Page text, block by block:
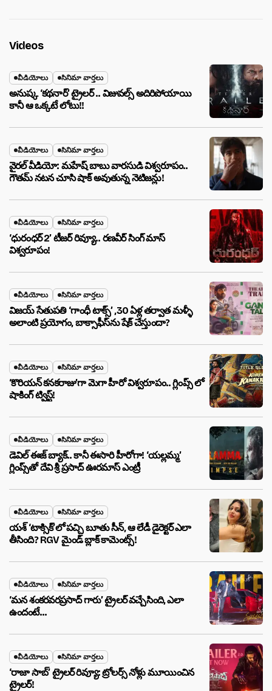
Videos
వీడియోలు సినిమా వార్తలు
అనుష్క ‘కథనార్’ ట్రైలర్ .. విజువల్స్ అదిరిపోయాయి
కానీ ఆ ఒక్కటే లోటు!!
వీడియోలు సినిమా వార్తలు
వైరల్ వీడియో: మహేష్ బాబు వారసుడి విశ్వరూపం..
గౌతమ్ నటన చూసి షాక్ అవుతున్న నెటిజన్లు!
వీడియోలు సినిమా వార్తలు
‘ధురంధర్ 2’ టీజర్ రివ్యూ.. రణవీర్ సింగ్ మాస్
విశ్వరూపం!
వీడియోలు సినిమా వార్తలు
విజయ్ సేతుపతి ‘గాంధీ టాక్స్’ ,30 ఏళ్ల తర్వాత మళ్ళీ
అలాంటి ప్రయోగం, బాక్సాఫీస్‌ను షేక్ చేస్తుందా?
వీడియోలు సినిమా వార్తలు
‘కొరియన్ కనకరాజు’గా మెగా హీరో విశ్వరూపం.. గ్లింప్స్ లో
షాకింగ్ ట్విస్ట్!
వీడియోలు సినిమా వార్తలు
డెవిల్ ఈజ్ బ్యాక్.. కానీ ఈసారి హీరోగా! ‘యల్లమ్మ’
గ్లింప్స్‌తో దేవి శ్రీ ప్రసాద్ ఊరమాస్ ఎంట్రీ
వీడియోలు సినిమా వార్తలు
యశ్ ‘టాక్సిక్’లో పచ్చి బూతు సీన్, ఆ లేడీ డైరెక్టర్ ఎలా
తీసింది? RGV మైండ్ బ్లాక్ కామెంట్స్!
వీడియోలు సినిమా వార్తలు
‘మన శంకరవరప్రసాద్ గారు’ ట్రైలర్ వచ్చేసింది, ఎలా
ఉందంటే…
వీడియోలు సినిమా వార్తలు
‘రాజా సాబ్’ ట్రైలర్ రివ్యూ: ట్రోలర్స్ నోళ్లు మూయించిన
ట్రైలర్!